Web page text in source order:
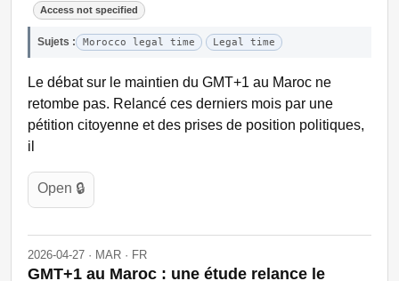
Access not specified
Sujets : Morocco legal time Legal time
Le débat sur le maintien du GMT+1 au Maroc ne
retombe pas. Relancé ces derniers mois par une
pétition citoyenne et des prises de position politiques,
il
Open 🔒
2026-04-27 · MAR · FR
GMT+1 au Maroc : une étude relance le